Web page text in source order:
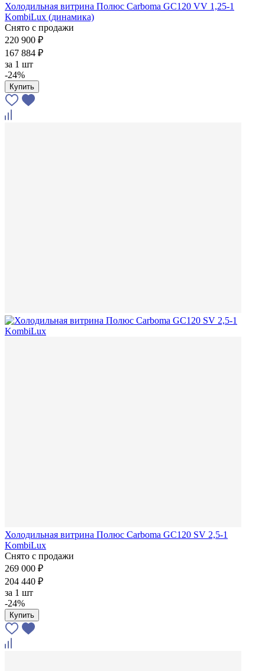
Холодильная витрина Полюс Carboma GC120 VV 1,25-1
KombiLux (динамика)
Снято с продажи
220 900 ₽
167 884 ₽
за 1 шт
-24%
Купить
Холодильная витрина Полюс Carboma GC120 SV 2,5-1
KombiLux
Снято с продажи
269 000 ₽
204 440 ₽
за 1 шт
-24%
Купить